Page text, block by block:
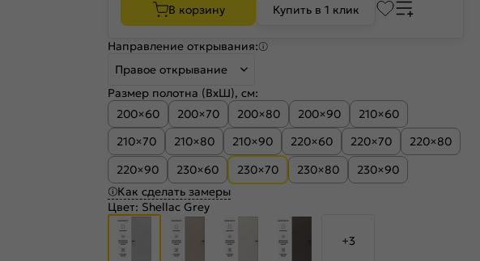
В корзину Купить в 1 клик
Направление открывания:
Правое открывание
Размер полотна (ВхШ), см:
200×60
200×70 200×80 200×90
210×60
210×70
210×80 210×90 220×60 220×70
220×80
220×90
230×60 230×70 230×80
230×90
Как сделать замеры
Цвет: Shellac Grey
+3